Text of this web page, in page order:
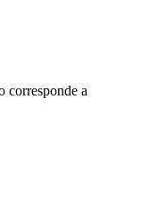
corresponde a